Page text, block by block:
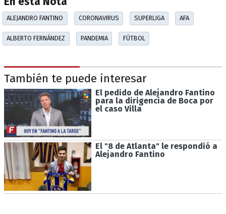
ALEJANDRO FANTINO CORONAVIRUS SUPERLIGA AFA
ALBERTO FERNÁNDEZ PANDEMIA FÚTBOL
También te puede interesar
El pedido de Alejandro Fantino
para la dirigencia de Boca por
el caso Villa
El "8 de Atlanta" le respondió a
Alejandro Fantino